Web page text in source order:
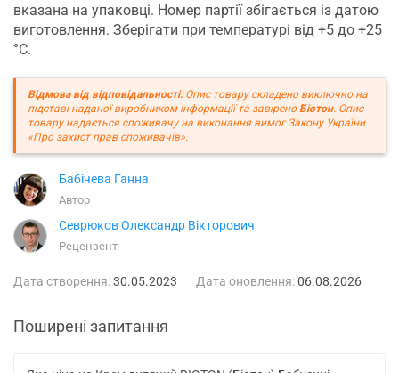
вказана на упаковці. Номер партії збігається із датою
виготовлення. Зберігати при температурі від +5 до +25
°С.
Відмова від відповідальності:Опис товару складено виключно на
підставі наданої виробником інформації та завірено Біотон. Опис
товару надається споживачу на виконання вимог Закону України
«Про захист прав споживачів».
Бабічева Ганна
Автор
Севрюков Олександр Вікторович
Рецензент
Дата створення:30.05.2023 Дата оновлення:06.08.2026
Поширені запитання